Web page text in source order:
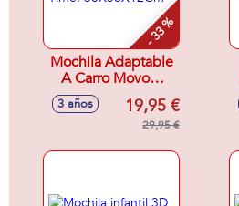
- 33 %
Mochila Adaptable
A Carro Movom
Free Time.
30X38X12Cm
3 años 19,95 €
29,95 €